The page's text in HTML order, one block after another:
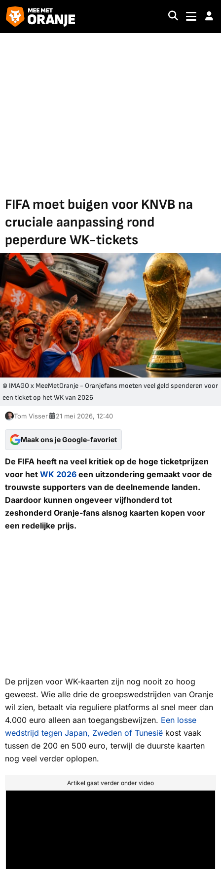
FIFA moet buigen voor KNVB na
cruciale aanpassing rond
peperdure WK-tickets
© IMAGO x MeeMetOranje - Oranjefans moeten veel geld spenderen voor
een ticket op het WK van 2026
Tom Visser 21 mei 2026, 12:40
Maak ons je Google-favoriet
De FIFA heeft na veel kritiek op de hoge ticketprijzen
voor het WK 2026 een uitzondering gemaakt voor de
trouwste supporters van de deelnemende landen.
Daardoor kunnen ongeveer vijfhonderd tot
zeshonderd Oranje-fans alsnog kaarten kopen voor
een redelijke prijs.
De prijzen voor WK-kaarten zijn nog nooit zo hoog
geweest. Wie alle drie de groepswedstrijden van Oranje
wil zien, betaalt via reguliere platforms al snel meer dan
4.000 euro alleen aan toegangsbewijzen. Een losse
wedstrijd tegen Japan, Zweden of Tunesië kost vaak
tussen de 200 en 500 euro, terwijl de duurste kaarten
nog veel verder oplopen.
Artikel gaat verder onder video